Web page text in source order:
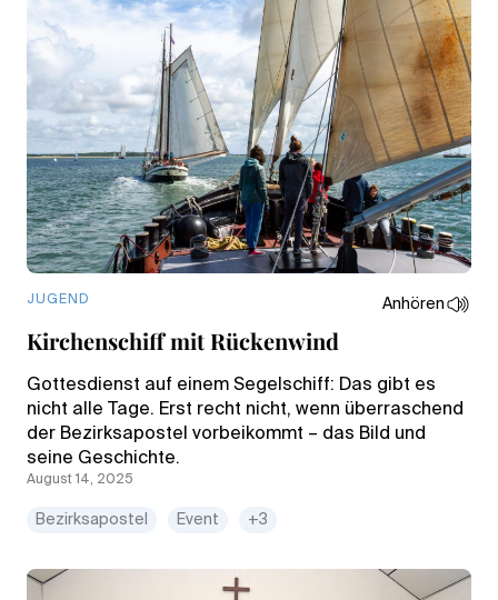
JUGEND Anhören
Kirchenschiff mit Rückenwind
Gottesdienst auf einem Segelschiff: Das gibt es
nicht alle Tage. Erst recht nicht, wenn überraschend
der Bezirksapostel vorbeikommt – das Bild und
seine Geschichte.
August 14, 2025
Bezirksapostel Event +3